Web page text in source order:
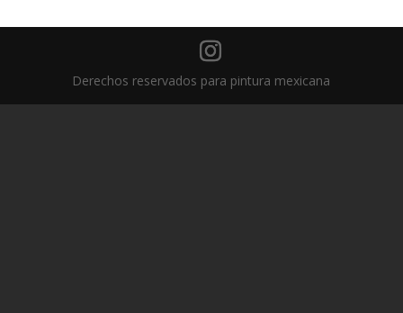
Derechos reservados para pintura mexicana